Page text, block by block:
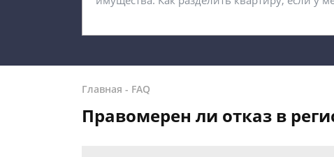
Главная - FAQ
Правомерен ли отказ в